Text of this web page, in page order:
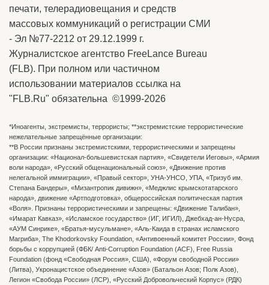
печати, телерадиовещания и средств
массовых коммуникаций о регистрации СМИ
- Эл №77-2212 от 29.12.1999 г.
Журналистское агентство FreeLance Bureau
(FLB). При полном или частичном
использовании материалов ссылка на
"FLB.Ru" обязательна ©1999-2026
*Иноагенты, экстремисты, террористы; **экстремистские террористические
нежелательные запрещённые организации:
**В России признаны экстремистскими, террористическими и запрещены
организации: «Национал-большевистская партия», «Свидетели Иеговы», «Армия
воли народа», «Русский общенациональный союз», «Движение против
нелегальной иммиграции», «Правый сектор», УНА-УНСО, УПА, «Тризуб им.
Степана Бандеры», «Мизантропик дивижн», «Меджлис крымскотатарского
народа», движение «Артподготовка», общероссийская политическая партия
«Воля». Признаны террористическими и запрещены: «Движение Талибан»,
«Имарат Кавказ», «Исламское государство» (ИГ, ИГИЛ), Джебхад-ан-Нусра,
«АУМ Синрике», «Братья-мусульмане», «Аль-Каида в странах исламского
Магриба», The Khodorkovsky Foundation, «Антивоенный комитет России», Фонд
борьбы с коррупцией (ФБК/ Anti-Corruption Foundation (ACF), Free Russia
Foundation (фонд «Свободная Россия», США), «Форум свободной России»
(Литва), Укронацистское объединение «Aзов» (Батальон Азов; Полк Азов),
Легион «Свобода России» (ЛСР), «Русский Добровольческий Корпус» (РДК)